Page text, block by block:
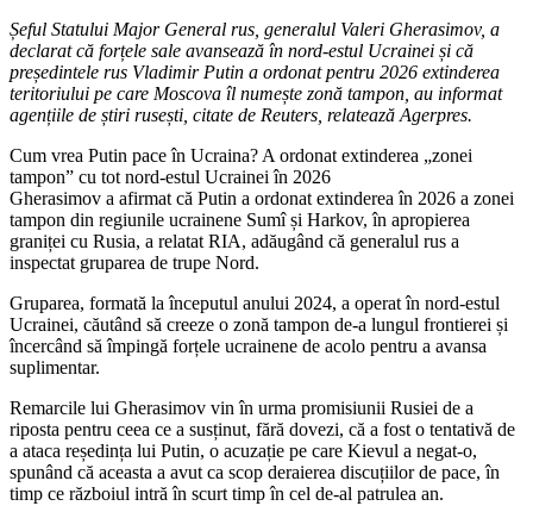
Șeful Statului Major General rus, generalul Valeri Gherasimov, a
declarat că forțele sale avansează în nord-estul Ucrainei și că
președintele rus Vladimir Putin a ordonat pentru 2026 extinderea
teritoriului pe care Moscova îl numește zonă tampon, au informat
agențiile de știri rusești, citate de Reuters, relatează Agerpres.
Cum vrea Putin pace în Ucraina? A ordonat extinderea „zonei
tampon” cu tot nord-estul Ucrainei în 2026
Gherasimov a afirmat că Putin a ordonat extinderea în 2026 a zonei
tampon din regiunile ucrainene Sumî și Harkov, în apropierea
graniței cu Rusia, a relatat RIA, adăugând că generalul rus a
inspectat gruparea de trupe Nord.
Gruparea, formată la începutul anului 2024, a operat în nord-estul
Ucrainei, căutând să creeze o zonă tampon de-a lungul frontierei și
încercând să împingă forțele ucrainene de acolo pentru a avansa
suplimentar.
Remarcile lui Gherasimov vin în urma promisiunii Rusiei de a
riposta pentru ceea ce a susținut, fără dovezi, că a fost o tentativă de
a ataca reședința lui Putin, o acuzație pe care Kievul a negat-o,
spunând că aceasta a avut ca scop deraierea discuțiilor de pace, în
timp ce războiul intră în scurt timp în cel de-al patrulea an.